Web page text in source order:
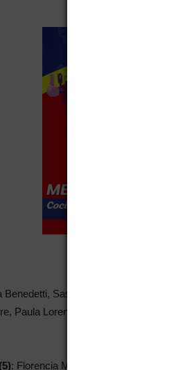
Benedetti, Sasha GutiA�rrez,
Paula Lorenzini, Maia Chamorro,
(5): Florencia Mejiva, Viviana